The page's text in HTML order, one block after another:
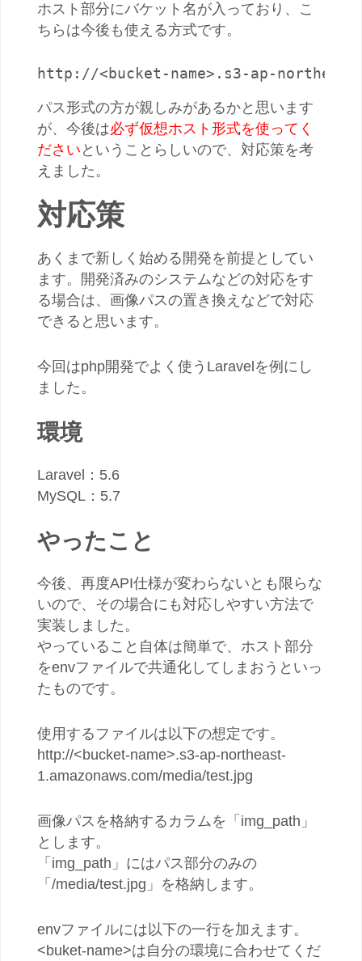
ホスト部分にバケット名が入っており、こ
ちらは今後も使える方式です。
http://<bucket-name>.s3-ap-northeast-
パス形式の方が親しみがあるかと思います
が、今後は必ず仮想ホスト形式を使ってく
ださい ということらしいので、対応策を考
えました。
対応策
あくまで新しく始める開発を前提としてい
ます。開発済みのシステムなどの対応をす
る場合は、画像パスの置き換えなどで対応
できると思います。
今回はphp開発でよく使うLaravelを例にし
ました。
環境
Laravel：5.6
MySQL：5.7
やったこと
今後、再度API仕様が変わらないとも限らな
いので、その場合にも対応しやすい方法で
実装しました。
やっていること自体は簡単で、ホスト部分
をenvファイルで共通化してしまおうといっ
たものです。
使用するファイルは以下の想定です。
http://<bucket-name>.s3-ap-northeast-
1.amazonaws.com/media/test.jpg
画像パスを格納するカラムを「img_path」
とします。
「img_path」にはパス部分のみの
「/media/test.jpg」を格納します。
envファイルには以下の一行を加えます。
<buket-name>は自分の環境に合わせてくだ